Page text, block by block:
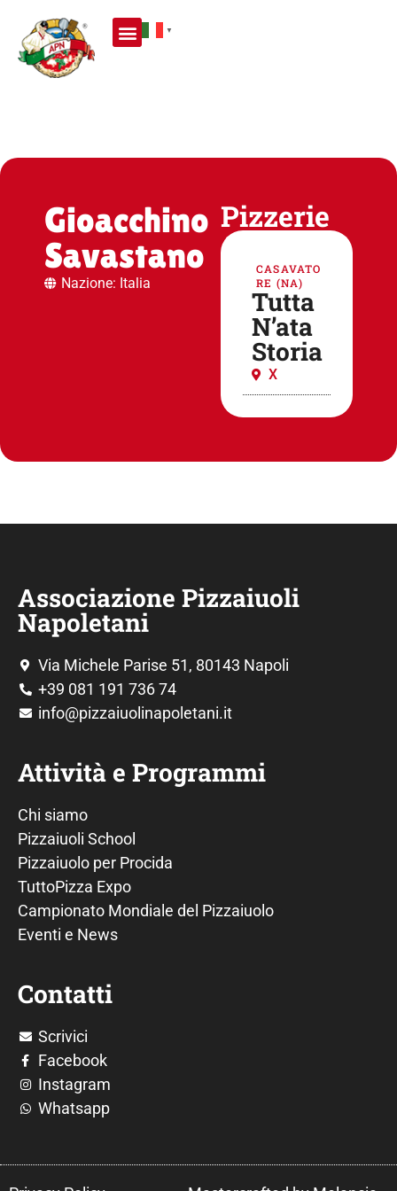
▼
Gioacchino
Savastano
Nazione: Italia
Pizzerie
CASAVATO
RE (NA)
Tutta
N’ata
Storia
X
Associazione Pizzaiuoli
Napoletani
Via Michele Parise 51, 80143 Napoli
+39 081 191 736 74
info@pizzaiuolinapoletani.it
Attività e Programmi
Chi siamo
Pizzaiuoli School
Pizzaiuolo per Procida
TuttoPizza Expo
Campionato Mondiale del Pizzaiuolo
Eventi e News
Contatti
Scrivici
Facebook
Instagram
Whatsapp